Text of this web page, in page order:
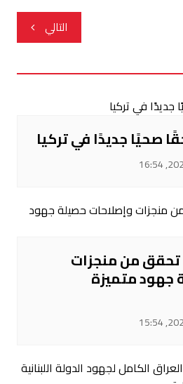
التالي
صحيًا جديدًا في تركيا
تحقق من منجزات
جهود متميزة